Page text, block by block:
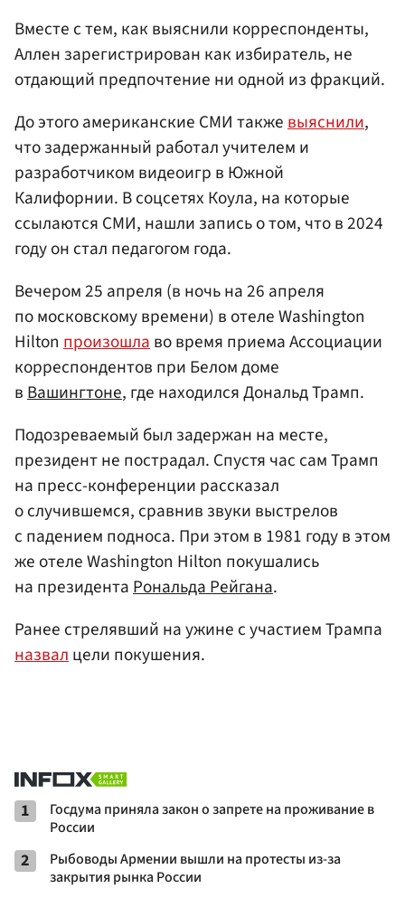
Вместе с тем, как выяснили корреспонденты,
Аллен зарегистрирован как избиратель, не
отдающий предпочтение ни одной из фракций.
До этого американские СМИ такжевыяснили,
что задержанный работал учителем и
разработчиком видеоигр в Южной
Калифорнии. В соцсетях Коула, на которые
ссылаются СМИ, нашли запись о том, что в 2024
году он стал педагогом года.
Вечером 25 апреля (в ночь на 26 апреля
по московскому времени) в отеле Washington
Hilton произошлаво время приема Ассоциации
корреспондентов при Белом доме
вВашингтоне, где находился Дональд Трамп.
Подозреваемый был задержан на месте,
президент не пострадал. Спустя час сам Трамп
на пресс-конференции рассказал
о случившемся, сравнив звуки выстрелов
с падением подноса. При этом в 1981 году в этом
же отеле Washington Hilton покушались
на президентаРональда Рейгана.
Ранее стрелявший на ужине с участием Трампа
назвалцели покушения.
1
Госдума приняла закон о запрете на проживание в
России
2
Рыбоводы Армении вышли на протесты из-за
закрытия рынка России